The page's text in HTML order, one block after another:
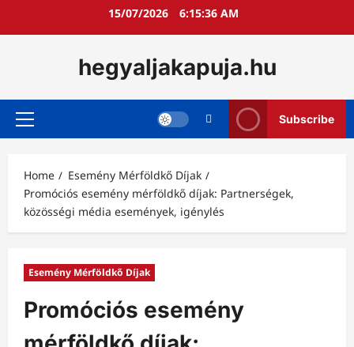
15/07/2026 6:15:37 AM
hegyaljakapuja.hu
Primary
Subscribe
Home
Esemény Mérföldkő Díjak
Promóciós esemény mérföldkő díjak: Partnerségek,
közösségi média események, igénylés
Esemény Mérföldkő Díjak
Promóciós esemény